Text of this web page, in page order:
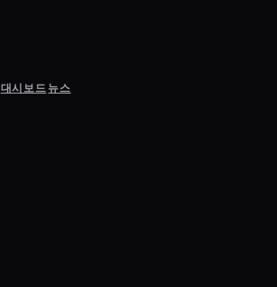
대시보드뉴스